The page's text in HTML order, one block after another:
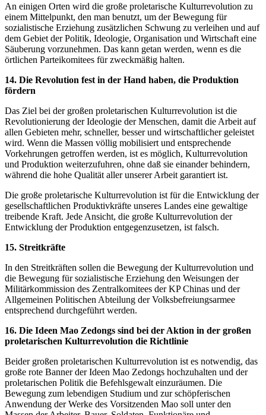
An einigen Orten wird die große proletarische Kulturrevolution zu
einem Mittelpunkt, den man benutzt, um der Bewegung für
sozialistische Erziehung zusätzlichen Schwung zu verleihen und auf
dem Gebiet der Politik, Ideologie, Organisation und Wirtschaft eine
Säuberung vorzunehmen. Das kann getan werden, wenn es die
örtlichen Parteikomitees für zweckmäßig halten.
14. Die Revolution fest in der Hand haben, die Produktion
fördern
Das Ziel bei der großen proletarischen Kulturrevolution ist die
Revolutionierung der Ideologie der Menschen, damit die Arbeit auf
allen Gebieten mehr, schneller, besser und wirtschaftlicher geleistet
wird. Wenn die Massen völlig mobilisiert und entsprechende
Vorkehrungen getroffen werden, ist es möglich, Kulturrevolution
und Produktion weiterzufuhren, ohne daß sie einander behindern,
während die hohe Qualität aller unserer Arbeit garantiert ist.
Die große proletarische Kulturrevolution ist für die Entwicklung der
gesellschaftlichen Produktivkräfte unseres Landes eine gewaltige
treibende Kraft. Jede Ansicht, die große Kulturrevolution der
Entwicklung der Produktion entgegenzusetzen, ist falsch.
15. Streitkräfte
In den Streitkräften sollen die Bewegung der Kulturrevolution und
die Bewegung für sozialistische Erziehung den Weisungen der
Militärkommission des Zentralkomitees der KP Chinas und der
Allgemeinen Politischen Abteilung der Volksbefreiungsarmee
entsprechend durchgeführt werden.
16. Die Ideen Mao Zedongs sind bei der Aktion in der großen
proletarischen Kulturrevolution die Richtlinie
Beider großen proletarischen Kulturrevolution ist es notwendig, das
große rote Banner der Ideen Mao Zedongs hochzuhalten und der
proletarischen Politik die Befehlsgewalt einzuräumen. Die
Bewegung zum lebendigen Studium und zur schöpferischen
Anwendung der Werke des Vorsitzenden Mao soll unter den